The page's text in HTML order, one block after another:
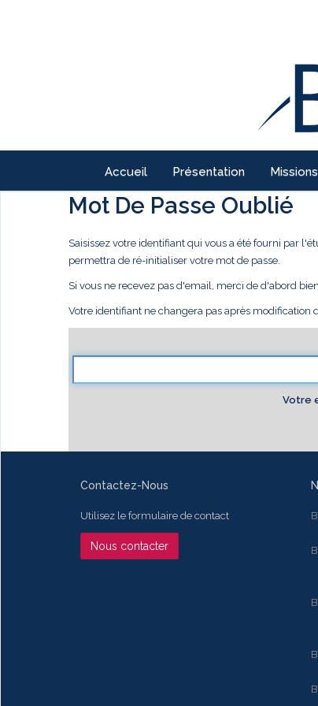
Accueil Présentation Missions
Mot De Passe Oublié
Saisissez votre identifiant qui vous a été fourni par
permettra de ré-initialiser votre mot de passe.
Si vous ne recevez pas d'email, merci de d'abord
Votre identifiant ne changera pas après modification
Votre
Contactez-Nous
Utilisez le formulaire de contact
Nous contacter